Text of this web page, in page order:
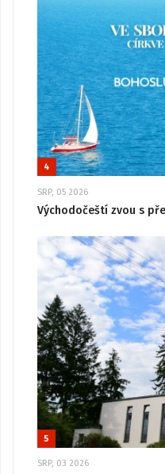
4
SRP, 05 2026
Východočeští zvou s
5
SRP, 03 2026